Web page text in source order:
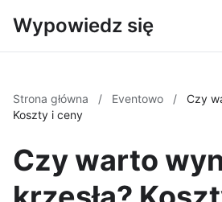
Wypowiedz się
Strona główna / Eventowo /
Czy
Koszty i ceny
Czy warto